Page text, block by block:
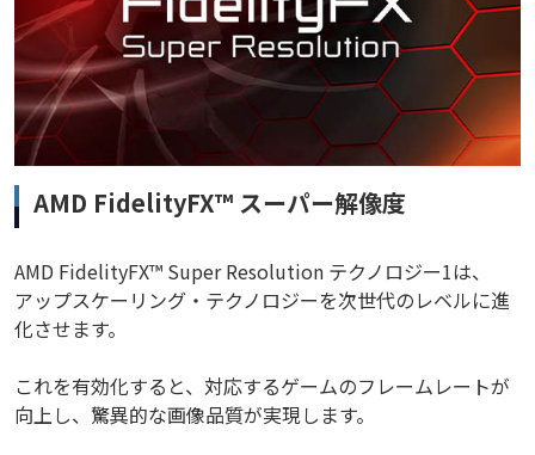
AMD FidelityFX™ スーパー解像度
AMD FidelityFX™ Super Resolution テクノロジー1は、
アップスケーリング・テクノロジーを次世代のレベルに進
化させます。
これを有効化すると、対応するゲームのフレームレートが
向上し、驚異的な画像品質が実現します。